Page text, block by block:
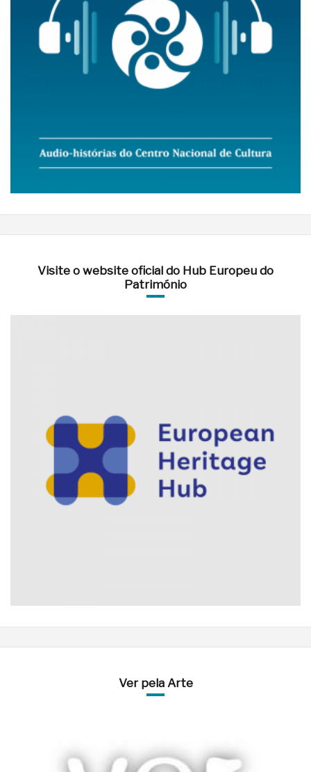
Visite o website oficial do Hub Europeu do
Património
Ver pela Arte